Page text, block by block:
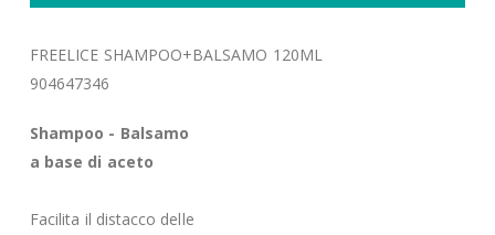
FREELICE SHAMPOO+BALSAMO 120ML
904647346
Shampoo - Balsamo
a base di aceto
Facilita il distacco delle